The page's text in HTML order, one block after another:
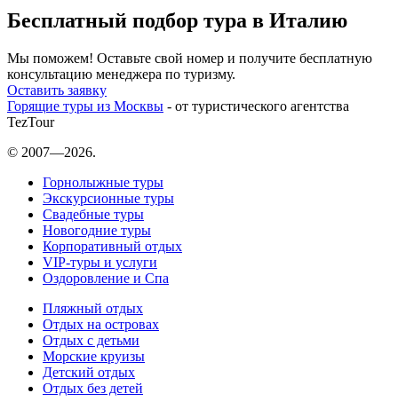
Бесплатный подбор тура в Италию
Мы поможем! Оставьте свой номер и получите бесплатную
консультацию менеджера по туризму.
Оставить заявку
Горящие туры из Москвы - от туристического агентства
TezTour
© 2007—2026.
Горнолыжные туры
Экскурсионные туры
Свадебные туры
Новогодние туры
Корпоративный отдых
VIP-туры и услуги
Оздоровление и Спа
Пляжный отдых
Отдых на островах
Отдых с детьми
Морские круизы
Детский отдых
Отдых без детей